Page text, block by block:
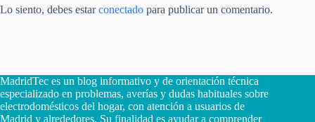
Lo siento, debes estarconectado para publicar un comentario.
MadridTec es un blog informativo y de orientación técnica
especializado en problemas, averías y dudas habituales sobre
electrodomésticos del hogar, con atención a usuarios de
Madrid y alrededores. Su finalidad es ayudar a comprender